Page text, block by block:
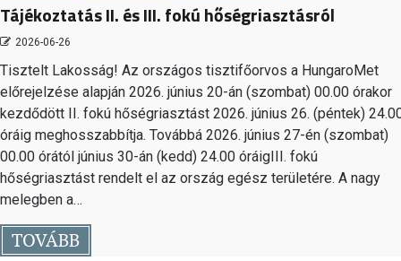
Tájékoztatás II. és III. fokú hőségriasztásról
2026-06-26
Tisztelt Lakosság! Az országos tisztifőorvos a HungaroMet
előrejelzése alapján 2026. június 20-án (szombat) 00.00 órakor
kezdődött II. fokú hőségriasztást 2026. június 26. (péntek)
óráig meghosszabbítja. Továbbá 2026. június 27-én (szombat)
00.00 órától június 30-án (kedd) 24.00 óráigIII. fokú
hőségriasztást rendelt el az ország egész területére. A nagy
melegben a…
TOVÁBB